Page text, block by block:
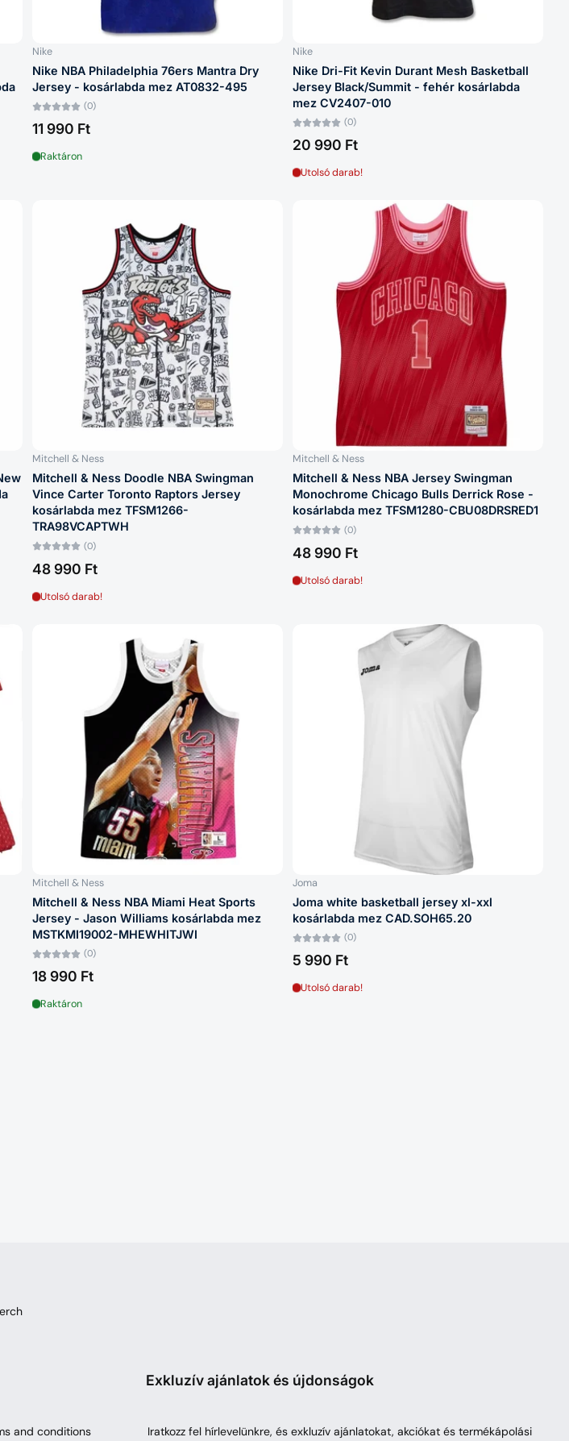
Nike
Nike NBA Philadelphia 76ers Mantra Dry
Jersey - kosárlabda mez AT0832-495
(0)
11 990 Ft
Raktáron
Nike
Nike Dri-Fit Kevin Durant Mesh Basketball
Jersey Black/Summit - fehér kosárlabda
mez CV2407-010
(0)
20 990 Ft
Utolsó darab!
Mitchell & Ness
Mitchell & Ness Doodle NBA Swingman
Vince Carter Toronto Raptors Jersey
kosárlabda mez TFSM1266-
TRA98VCAPTWH
(0)
48 990 Ft
Utolsó darab!
Mitchell & Ness
Mitchell & Ness NBA Jersey Swingman
Monochrome Chicago Bulls Derrick Rose -
kosárlabda mez TFSM1280-CBU08DRSRED1
(0)
48 990 Ft
Utolsó darab!
Mitchell & Ness
Mitchell & Ness NBA Miami Heat Sports
Jersey - Jason Williams kosárlabda mez
MSTKMI19002-MHEWHITJWI
(0)
18 990 Ft
Raktáron
Joma
Joma white basketball jersey xl-xxl
kosárlabda mez CAD.SOH65.20
(0)
5 990 Ft
Utolsó darab!
and conditions
Exkluzív ajánlatok és újdonságok
Iratkozz fel hírlevelünkre, és exkluzív ajánlatokat, akciókat és termékápolási